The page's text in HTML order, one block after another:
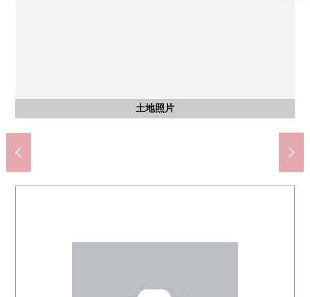
土地照片
土地照片
土地照片
土地照片
土地照片
土地照片
土地照片
含有前面道路的外观
含有前面道路的外观
土地照片
土地照片
停车场
土地照片
土地照片
土地照片
土地照片
地下铁台原站(约800m)
步行10分钟
东照宫站(JR东日本仙山线)(约1410m)
步行18分钟。
仙台市立台原小学(约350m)
步行5分钟
仙台市立台原中学(约230m)
步行3分钟
Lawson仙台台原5丁目商店(约20m)
步行1分钟
TSURUHA药品仙台台原商店(约40m)
步行1分钟
7-Eleven仙台台原站前店(约550m)
步行7分钟
COOP MIYAGI消费合作社台原商店(约630m)
步行8分钟
tochinoki公园(约690m)
步行9分钟
台原森林公园(约860m)
步行11分钟
东北劳灾病院(约890m)
步行12分钟
仙台台原邮局(约890m)
步行12分钟